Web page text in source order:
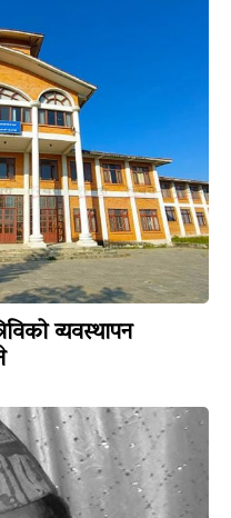
व्यवस्थापन